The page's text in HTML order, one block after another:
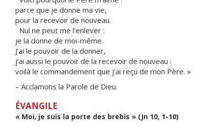
parce que je donne ma vie,
pour la recevoir de nouveau.
Nul ne peut me l’enlever :
je la donne de moi-même.
J’ai le pouvoir de la donner,
j’ai aussi le pouvoir de la recevoir de nouveau :
voilà le commandement que j’ai reçu de mon Père. »
– Acclamons la Parole de Dieu.
ÉVANGILE
« Moi, je suis la porte des brebis » (Jn 10, 1-10)